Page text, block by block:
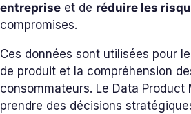
entreprise et de réduire les
compromises.
Ces données sont utilisées pour
de produit et la compréhension
consommateurs. Le Data Product
prendre des décisions